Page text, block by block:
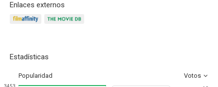
Enlaces externos
Estadísticas
Popularidad Votos